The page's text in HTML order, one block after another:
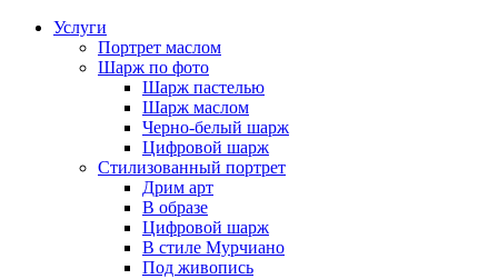
Услуги
Портрет маслом
Шарж по фото
Шарж пастелью
Шарж маслом
Черно-белый шарж
Цифровой шарж
Стилизованный портрет
Дрим арт
В образе
Цифровой шарж
В стиле Мурчиано
Под живопись